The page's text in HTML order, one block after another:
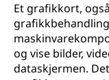
Et grafikkort,
og vise bilder,
dataskjermen.